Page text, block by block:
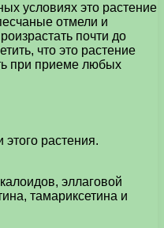
условиях это растение
отмели и
почти до
что это растение
при приеме любых
растения.
эллаговой
тамариксетина и